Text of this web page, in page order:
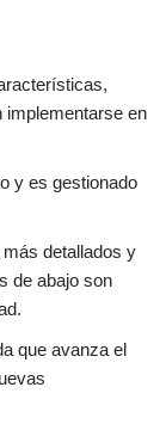
implementarse en
y es gestionado
detallados y
de abajo son
que avanza el